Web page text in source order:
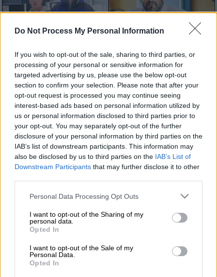
Do Not Process My Personal Information
If you wish to opt-out of the sale, sharing to third parties, or
processing of your personal or sensitive information for
targeted advertising by us, please use the below opt-out
section to confirm your selection. Please note that after your
opt-out request is processed you may continue seeing
interest-based ads based on personal information utilized by
us or personal information disclosed to third parties prior to
your opt-out. You may separately opt-out of the further
disclosure of your personal information by third parties on the
IAB’s list of downstream participants. This information may
also be disclosed by us to third parties on the IAB’s List of
Downstream Participants that may further disclose it to other
Please note that this website/app uses one or more Google
not limited to your visit or usage behaviour. You may click to
grant or deny consent to Google and its third-party tags to
use your data for below specified purposes in below Google
consent section.
Personal Data Processing Opt Outs
I want to opt-out of the Sharing of my
personal data.
Opted In
I want to opt-out of the Sale of my
Personal Data.
Opted In
Αντώνης Βλοντάκης και Γιάννης Σαββιδάκης (Φωτογραφίες:
Προσθέστε το ΕΘΝΟΣ στη Google
«Η τηλεόραση έχει γίνει μίξερ! Εδώ έπαιξε ο
Αντώνης Βλοντάκης, ο οποίος είναι κούκλος
σε σίριαλ, γιατί να μην παίξει οΝτάνος
οποίος είναι κι αυτός κούκλος. Εκεί
κολλάμε τώρα;», είχε αναφέρει παλιότερα ο
Γιάννης Σαββιδάκης, όταν ρωτήθηκε για τη
Λίγο καιρό αργότερα, ο Αντώνης Βλοντάκης,
ο οποίος συμμετέχει στην επιτυχημένη
σειρά του ΑΝΤ1 «
παραχώρησε συνέντευξη στο «Page 2» της
εφημερίδας «Νέα Σελίδα» και απάντησε στο